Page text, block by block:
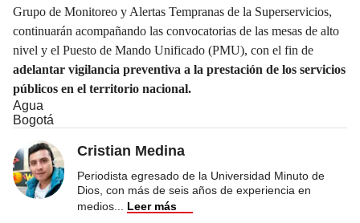
Grupo de Monitoreo y Alertas Tempranas de la Superservicios,
continuarán acompañando las convocatorias de las mesas de alto
nivel y el Puesto de Mando Unificado (PMU), con el fin de
adelantar vigilancia preventiva a la prestación de los servicios
públicos en el territorio nacional.
Agua
Bogotá
Cristian Medina
Periodista egresado de la Universidad Minuto de
Dios, con más de seis años de experiencia en
medios
Leer más